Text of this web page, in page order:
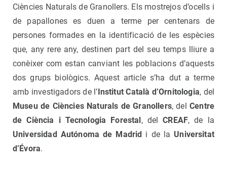
Ciències Naturals de Granollers. Els mostrejos d’ocells i
de papallones es duen a terme per centenars de
persones formades en la identificació de les espècies
que, any rere any, destinen part del seu temps lliure a
conèixer com estan canviant les poblacions d’aquests
dos grups biològics. Aquest article s’ha dut a terme
amb investigadors de l’ Institut Català d’Ornitologia, del
Museu de Ciències Naturals de Granollers, delCentre
de Ciència i Tecnologia Forestal , delCREAF, de la
Universidad Autónoma de Madrid i de la Universitat
d’Évora.